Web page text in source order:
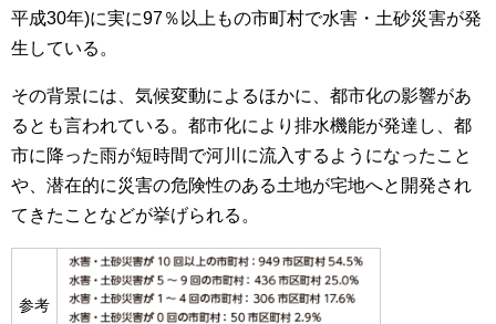
平成30年)に実に97％以上もの市町村で水害・土砂災害が発
生している。
その背景には、気候変動によるほかに、都市化の影響があ
るとも言われている。都市化により排水機能が発達し、都
市に降った雨が短時間で河川に流入するようになったこと
や、潜在的に災害の危険性のある土地が宅地へと開発され
てきたことなどが挙げられる。
参考